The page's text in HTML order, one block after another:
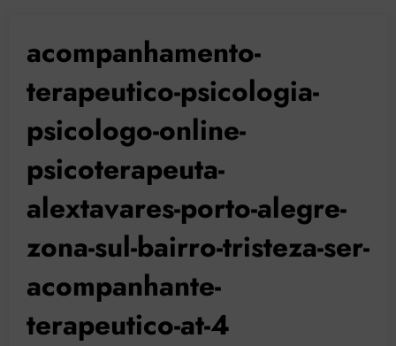
acompanhamento-
terapeutico-psicologia-
psicologo-online-
psicoterapeuta-
alextavares-porto-alegre-
zona-sul-bairro-tristeza-ser-
acompanhante-
terapeutico-at-4